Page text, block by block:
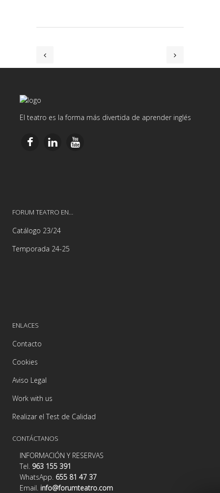
El teatro es la forma más divertida de aprender inglés
FORUM TEATRO EN…
Catálogo 23/24
Temporada 24-25
ENLACES
Contacto
Cookies
Aviso Legal
Work with us
Realizar el Test de Calidad
CONTÁCTANOS
INFORMACIÓN Y RESERVAS
Tel. 963 155 391
WhatsApp. 655 81 47 37
Email. info@forumteatro.com